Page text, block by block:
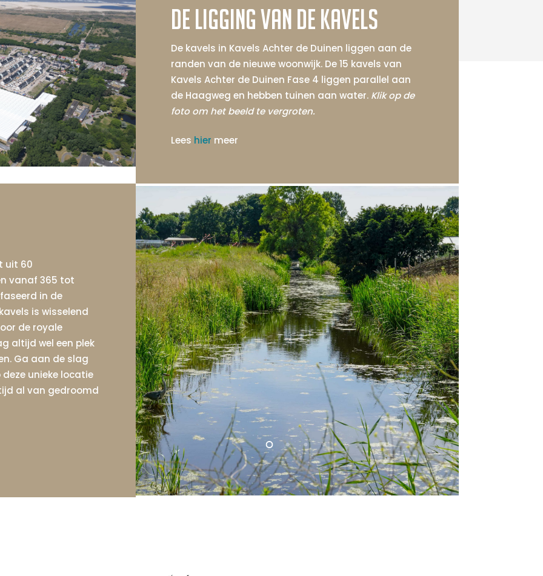
De ligging van de kavels
De kavels in Kavels Achter de Duinen liggen aan de
randen van de nieuwe woonwijk. De 15 kavels van
Kavels Achter de Duinen Fase 4 liggen parallel aan
de Haagweg en hebben tuinen aan water. Klik op de
foto om het beeld te vergroten.
Lees hier meer
uit 60
vanaf 365 tot
in de
is wisselend
de royale
altijd wel een plek
Ga aan de slag
unieke locatie
al van gedroomd